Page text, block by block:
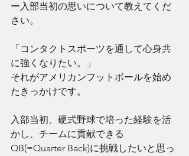
ー入部当初の思いについて教えてくだ
さい。
「コンタクトスポーツを通して心身共
に強くなりたい。」
それがアメリカンフットボールを始め
たきっかけです。
入部当初、硬式野球で培った経験を活
かし、チームに貢献できる
QB(=Quarter Back)に挑戦したいと思っ